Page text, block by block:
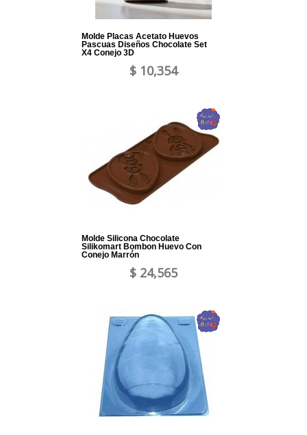
Molde Placas Acetato Huevos
Pascuas Diseños Chocolate Set
X4 Conejo 3D
$ 10,354
Molde Silicona Chocolate
Silikomart Bombon Huevo Con
Conejo Marrón
$ 24,565